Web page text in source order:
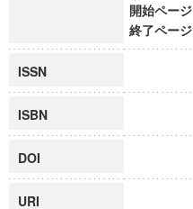
開始ページ
終了ページ
ISSN
ISBN
DOI
URI